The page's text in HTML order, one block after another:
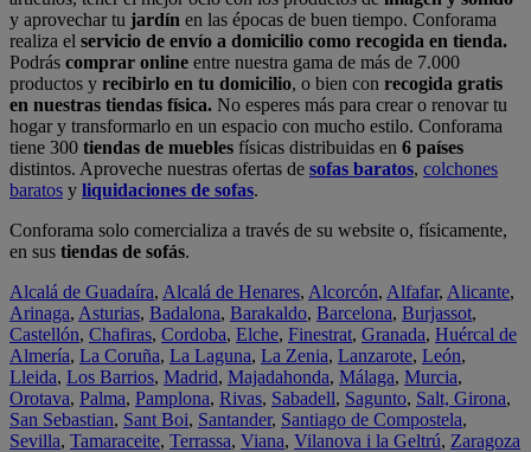
y aprovechar tu jardín en las épocas de buen tiempo. Conforama
realiza el servicio de envío a domicilio como recogida en tienda.
Podrás comprar online entre nuestra gama de más de 7.000
productos y recibirlo en tu domicilio, o bien con recogida gratis
en nuestras tiendas física. No esperes más para crear o renovar tu
hogar y transformarlo en un espacio con mucho estilo. Conforama
tiene 300 tiendas de muebles físicas distribuidas en 6 países
distintos. Aproveche nuestras ofertas de sofas baratos, colchones
baratos y liquidaciones de sofas.
Conforama solo comercializa a través de su website o, físicamente,
en sus tiendas de sofás.
Alcalá de Guadaíra, Alcalá de Henares, Alcorcón, Alfafar, Alicante,
Arinaga, Asturias, Badalona, Barakaldo, Barcelona, Burjassot,
Castellón, Chafiras, Cordoba, Elche, Finestrat, Granada, Huércal de
Almería, La Coruña, La Laguna, La Zenia, Lanzarote, León,
Lleida, Los Barrios, Madrid, Majadahonda, Málaga, Murcia,
Orotava, Palma, Pamplona, Rivas, Sabadell, Sagunto, Salt, Girona,
San Sebastian, Sant Boi, Santander, Santiago de Compostela,
Sevilla, Tamaraceite, Terrassa, Viana, Vilanova i la Geltrú, Zaragoza